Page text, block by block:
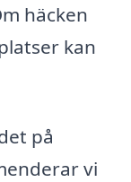
häcken
kan
på
vi